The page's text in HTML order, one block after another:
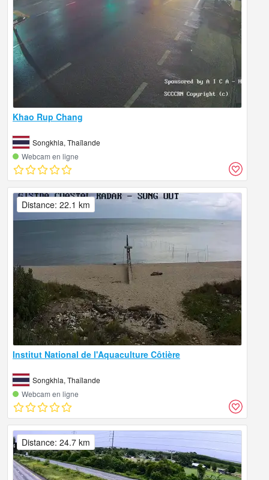
Khao Rup Chang
Songkhla, Thaïlande
Webcam en ligne
Institut National de l'Aquaculture Côtière
Songkhla, Thaïlande
Webcam en ligne
Distance: 22.1 km
Distance: 24.7 km